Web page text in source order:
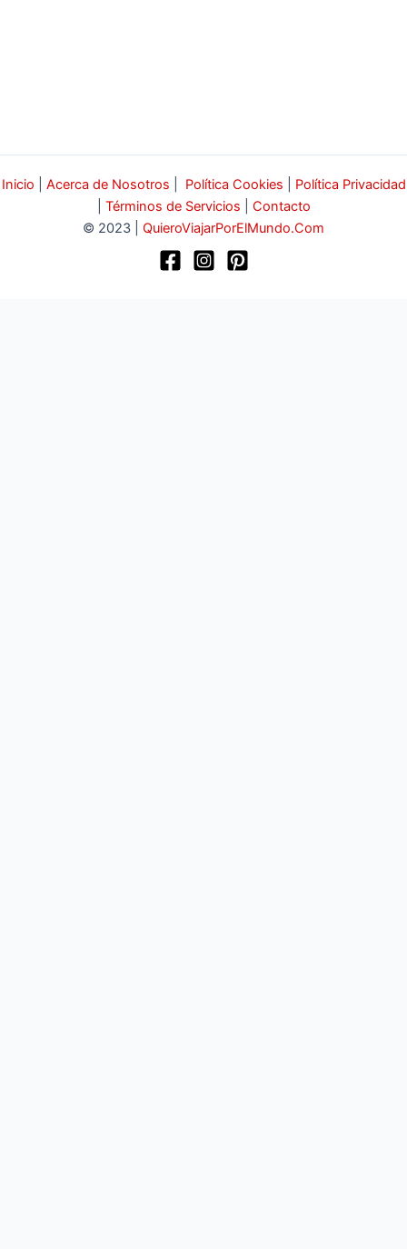
Inicio Acerca de Nosotros Política Cookies
Política Privacidad
Términos de Servicios
Contacto
© 2023 | QuieroViajarPorElMundo.Com